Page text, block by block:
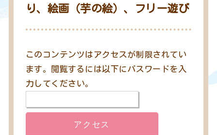
り、絵画（芋の絵）、フリー遊び
このコンテンツはアクセスが制限されてい
ます。閲覧するには以下にパスワードを入
力してください。